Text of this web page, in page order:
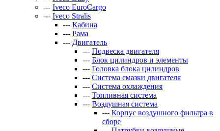
--- Iveco EuroCargo
--- Iveco Stralis
--- Кабина
--- Рама
--- Двигатель
--- Подвеска двигателя
--- Блок цилиндров и элементы
--- Головка блока цилиндров
--- Система смазки двигателя
--- Система охлаждения
--- Топливная система
--- Воздушная система
--- Корпус воздушного фильтра в
сборе